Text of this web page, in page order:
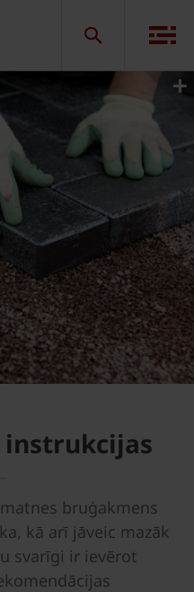
instrukcijas
bruģakmens
kā arī jāveic mazāk
svarīgi ir ievērot